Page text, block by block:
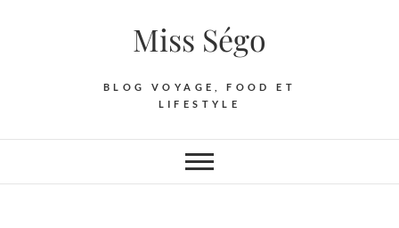
Miss Ségo
BLOG VOYAGE, FOOD ET
LIFESTYLE